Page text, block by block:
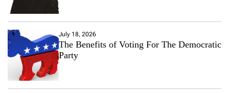
July 18, 2026
The Benefits of Voting For The Democratic
Party